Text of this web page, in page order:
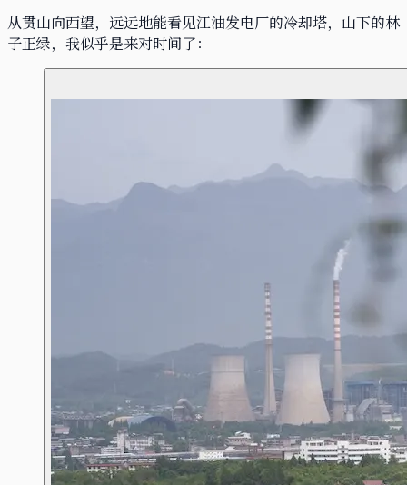
从贯山向西望，远远地能看见江油发电厂的冷却塔，山下的林
子正绿，我似乎是来对时间了：